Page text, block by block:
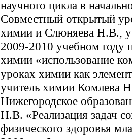
научного цикла в
Совместный открытый
химии и Слюняева Н.В.,
2009-2010 учебном году
химии «использование
уроках химии как
учитель химии Комлева
Нижегородское
Н.В. «Реализация задач
физического здоровья